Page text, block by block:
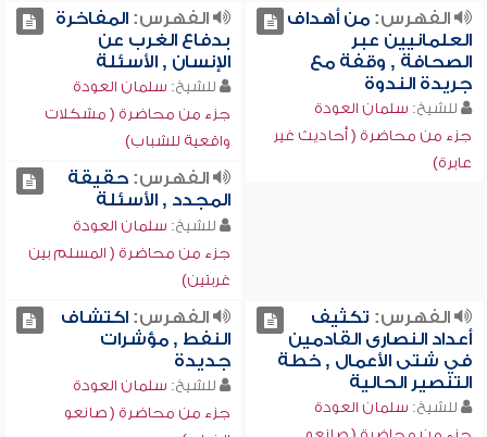
الفهرس:من أهداف
العلمانيين عبر
الصحافة , وقفة مع
جريدة الندوة
للشيخ: سلمان العودة
جزء من محاضرة ( أحاديث غير
عابرة)
الفهرس:المفاخرة
بدفاع الغرب عن
الإنسان , الأسئلة
للشيخ: سلمان العودة
جزء من محاضرة ( مشكلات
واقعية للشباب)
الفهرس:حقيقة
المجدد , الأسئلة
للشيخ: سلمان العودة
جزء من محاضرة ( المسلم بين
غربتين)
الفهرس: تكثيف
أعداد النصارى القادمين
في شتى الأعمال , خطة
التنصير الحالية
للشيخ: سلمان العودة
الفهرس:اكتشاف
النفط , مؤشرات
جديدة
للشيخ: سلمان العودة
جزء من محاضرة ( صانعو